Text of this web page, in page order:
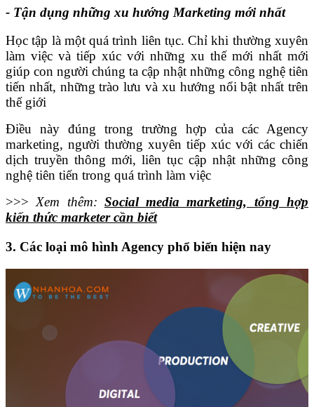
- Tận dụng những xu hướng Marketing mới nhất
Học tập là một quá trình liên tục. Chỉ khi thường xuyên
làm việc và tiếp xúc với những xu thế mới nhất mới
giúp con người chúng ta cập nhật những công nghệ tiên
tiến nhất, những trào lưu và xu hướng nổi bật nhất trên
thế giới
Điều này đúng trong trường hợp của các Agency
marketing, người thường xuyên tiếp xúc với các chiến
dịch truyền thông mới, liên tục cập nhật những công
nghệ tiên tiến trong quá trình làm việc
>>>Xem thêm: Social media marketing, tổng hợp
kiến thức marketer cần biết
3. Các loại mô hình Agency phổ biến hiện nay